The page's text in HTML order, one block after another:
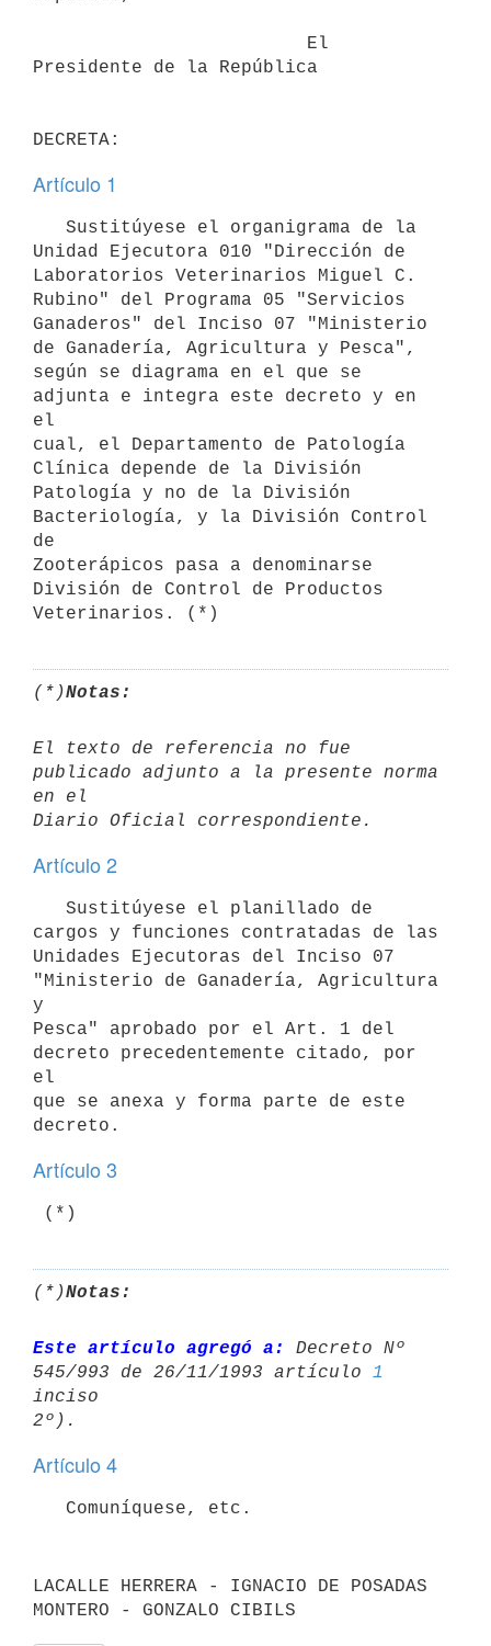
Presidente de la República
Artículo 1
Unidad Ejecutora 010 "Dirección de
Laboratorios Veterinarios Miguel C.
Rubino" del Programa 05 "Servicios
Ganaderos" del Inciso 07 "Ministerio
de Ganadería, Agricultura y Pesca",
según se diagrama en el que se
adjunta e integra este decreto y en
el
cual, el Departamento de Patología
Clínica depende de la División
Patología y no de la División
Bacteriología, y la División Control
de
Zooterápicos pasa a denominarse
División de Control de Productos
(*)Notas:
El texto de referencia no fue
publicado adjunto a la presente norma
en el
Artículo 2
cargos y funciones contratadas de las
Unidades Ejecutoras del Inciso 07
"Ministerio de Ganadería, Agricultura
y
Pesca" aprobado por el Art. 1 del
decreto precedentemente citado, por
el
que se anexa y forma parte de este
Artículo 3
(*)Notas:
Este artículo agregó a:
Decreto Nº
545/993 de 26/11/1993 artículo 1
inciso
Artículo 4
LACALLE HERRERA - IGNACIO DE POSADAS